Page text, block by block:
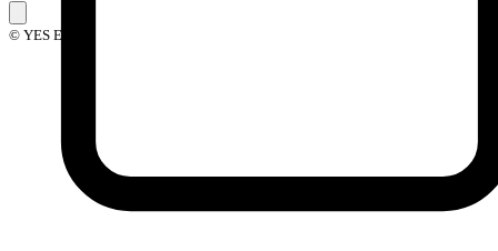
© YES Events